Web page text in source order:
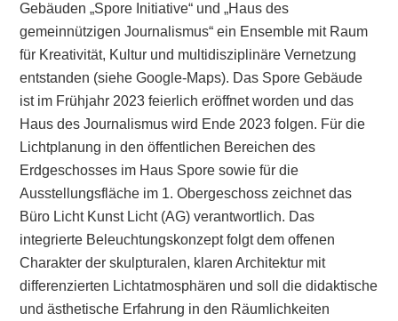
Gebäuden „Spore Initiative“ und „Haus des
gemeinnützigen Journalismus“ ein Ensemble mit Raum
für Kreativität, Kultur und multidisziplinäre Vernetzung
entstanden (siehe Google-Maps). Das Spore Gebäude
ist im Frühjahr 2023 feierlich eröffnet worden und das
Haus des Journalismus wird Ende 2023 folgen. Für die
Lichtplanung in den öffentlichen Bereichen des
Erdgeschosses im Haus Spore sowie für die
Ausstellungsfläche im 1. Obergeschoss zeichnet das
Büro Licht Kunst Licht (AG) verantwortlich. Das
integrierte Beleuchtungskonzept folgt dem offenen
Charakter der skulpturalen, klaren Architektur mit
differenzierten Lichtatmosphären und soll die didaktische
und ästhetische Erfahrung in den Räumlichkeiten